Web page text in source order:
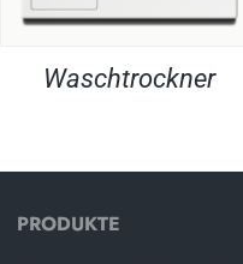
Waschtrockner
PRODUKTE